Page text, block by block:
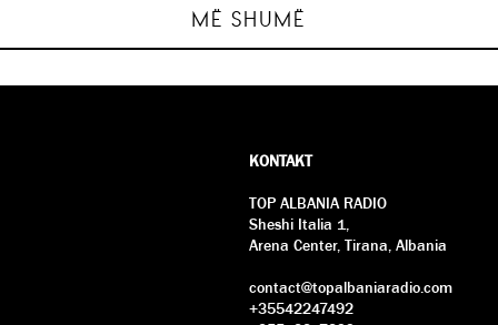
MË SHUMË
KONTAKT
TOP ALBANIA RADIO
Sheshi Italia 1,
Arena Center, Tirana, Albania
contact@topalbaniaradio.com
+35542247492